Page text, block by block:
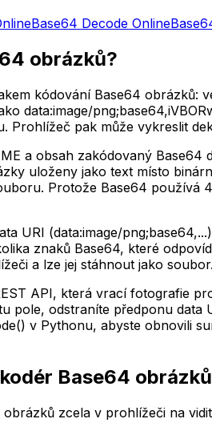
Base64 Decode Online
obrázků?
kódování Base64 obrázků:
data:image/
Prohlížeč pak může vykreslit
a obsah zakódovaný
uloženy jako text místo
Protože Base64 používá
URI (data:image/
znaků Base64, které
a lze jej stáhnout jako soubor.
API, která vrací fotografie
pole, odstraníte předponu
v Pythonu, abyste obnovili
Base64
obrázků zcela v prohlížeči na